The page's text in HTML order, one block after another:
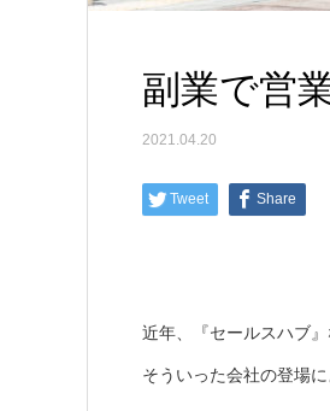
副業で営
2021.04.20
Tweet Share
近年、『セールスハブ
そういった会社の登場